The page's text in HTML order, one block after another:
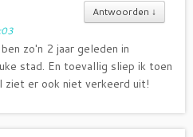
Antwoorden ↓
zo'n 2 jaar geleden in
stad. En toevallig sliep ik toen
ziet er ook niet verkeerd uit!